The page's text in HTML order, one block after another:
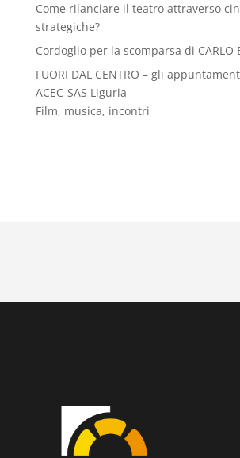
Come rilanciare il teatro attraverso
strategiche?
Cordoglio per la scomparsa di CARLO
FUORI DAL CENTRO – gli
ACEC-SAS Liguria
Film, musica, incontri